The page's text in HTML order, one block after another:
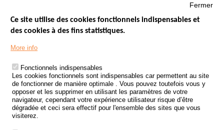
Menu
Footer
LES SITES PUBLICS
ÉTAT DE L’INSÉCURITÉ ROUTIÈRE
TRAITEMENT DES DONNÉES PERSONNELLES DES ACCIDENTS DE
LA ROUTE
ETUDES ET RECHERCHES
APPEL À PROJETS
Fermer
Ce site utilise des cookies fonctionnels indispensables et
des cookies à des fins statistiques.
More info
Fonctionnels indispensables
Les cookies fonctionnels sont indispensables car permettent au site
de fonctionner de manière optimale . Vous pouvez toutefois vous y
opposer et les supprimer en utilisant les paramètres de votre
navigateur, cependant votre expérience utilisateur risque d’être
dégradée et ceci sera effectif pour l'ensemble des sites que vous
visiterez.